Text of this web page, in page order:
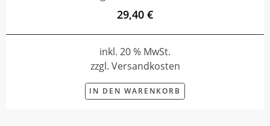
29,40 €
inkl. 20 % MwSt.
zzgl. Versandkosten
IN DEN WARENKORB